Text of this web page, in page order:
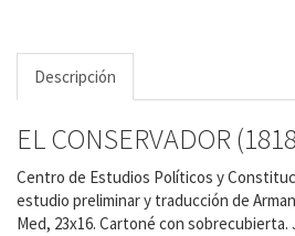
Descripción
EL CONSERVADOR
Centro de Estudios Políticos y
estudio preliminar y traducción de
Med, 23x16. Cartoné con sobrecubierta.